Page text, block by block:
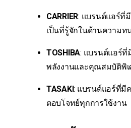
CARRIER: แบรนด์แอร์ที่
เป็นที่รู้จักในด้านความท
TOSHIBA: แบรนด์แอร์ที่
พลังงานและคุณสมบัติพิ
TASAKI: แบรนด์แอร์ที่มี
ตอบโจทย์ทุกการใช้งาน